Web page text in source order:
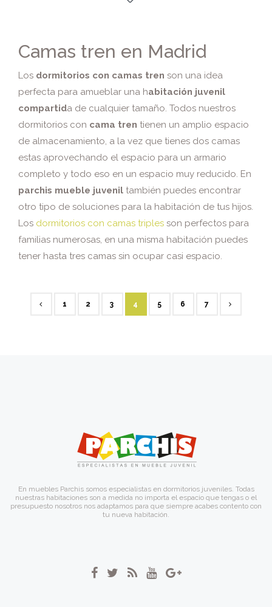
Camas tren en Madrid
Los dormitorios con camas tren son una idea
perfecta para amueblar una habitación juvenil
compartida de cualquier tamaño. Todos nuestros
dormitorios con cama tren tienen un amplio espacio
de almacenamiento, a la vez que tienes dos camas
estas aprovechando el espacio para un armario
completo y todo eso en un espacio muy reducido. En
parchis mueble juvenil también puedes encontrar
otro tipo de soluciones para la habitación de tus hijos.
Los dormitorios con camas triples son perfectos para
familias numerosas, en una misma habitación puedes
tener hasta tres camas sin ocupar casi espacio.
1 2 3 4 5 6 7
En muebles Parchis somos especialistas en dormitorios juveniles. Todas
nuestras habitaciones son a medida no importa el espacio que tengas o el
presupuesto nosotros nos adaptamos para que siempre acabes contento con
tu nueva habitación.